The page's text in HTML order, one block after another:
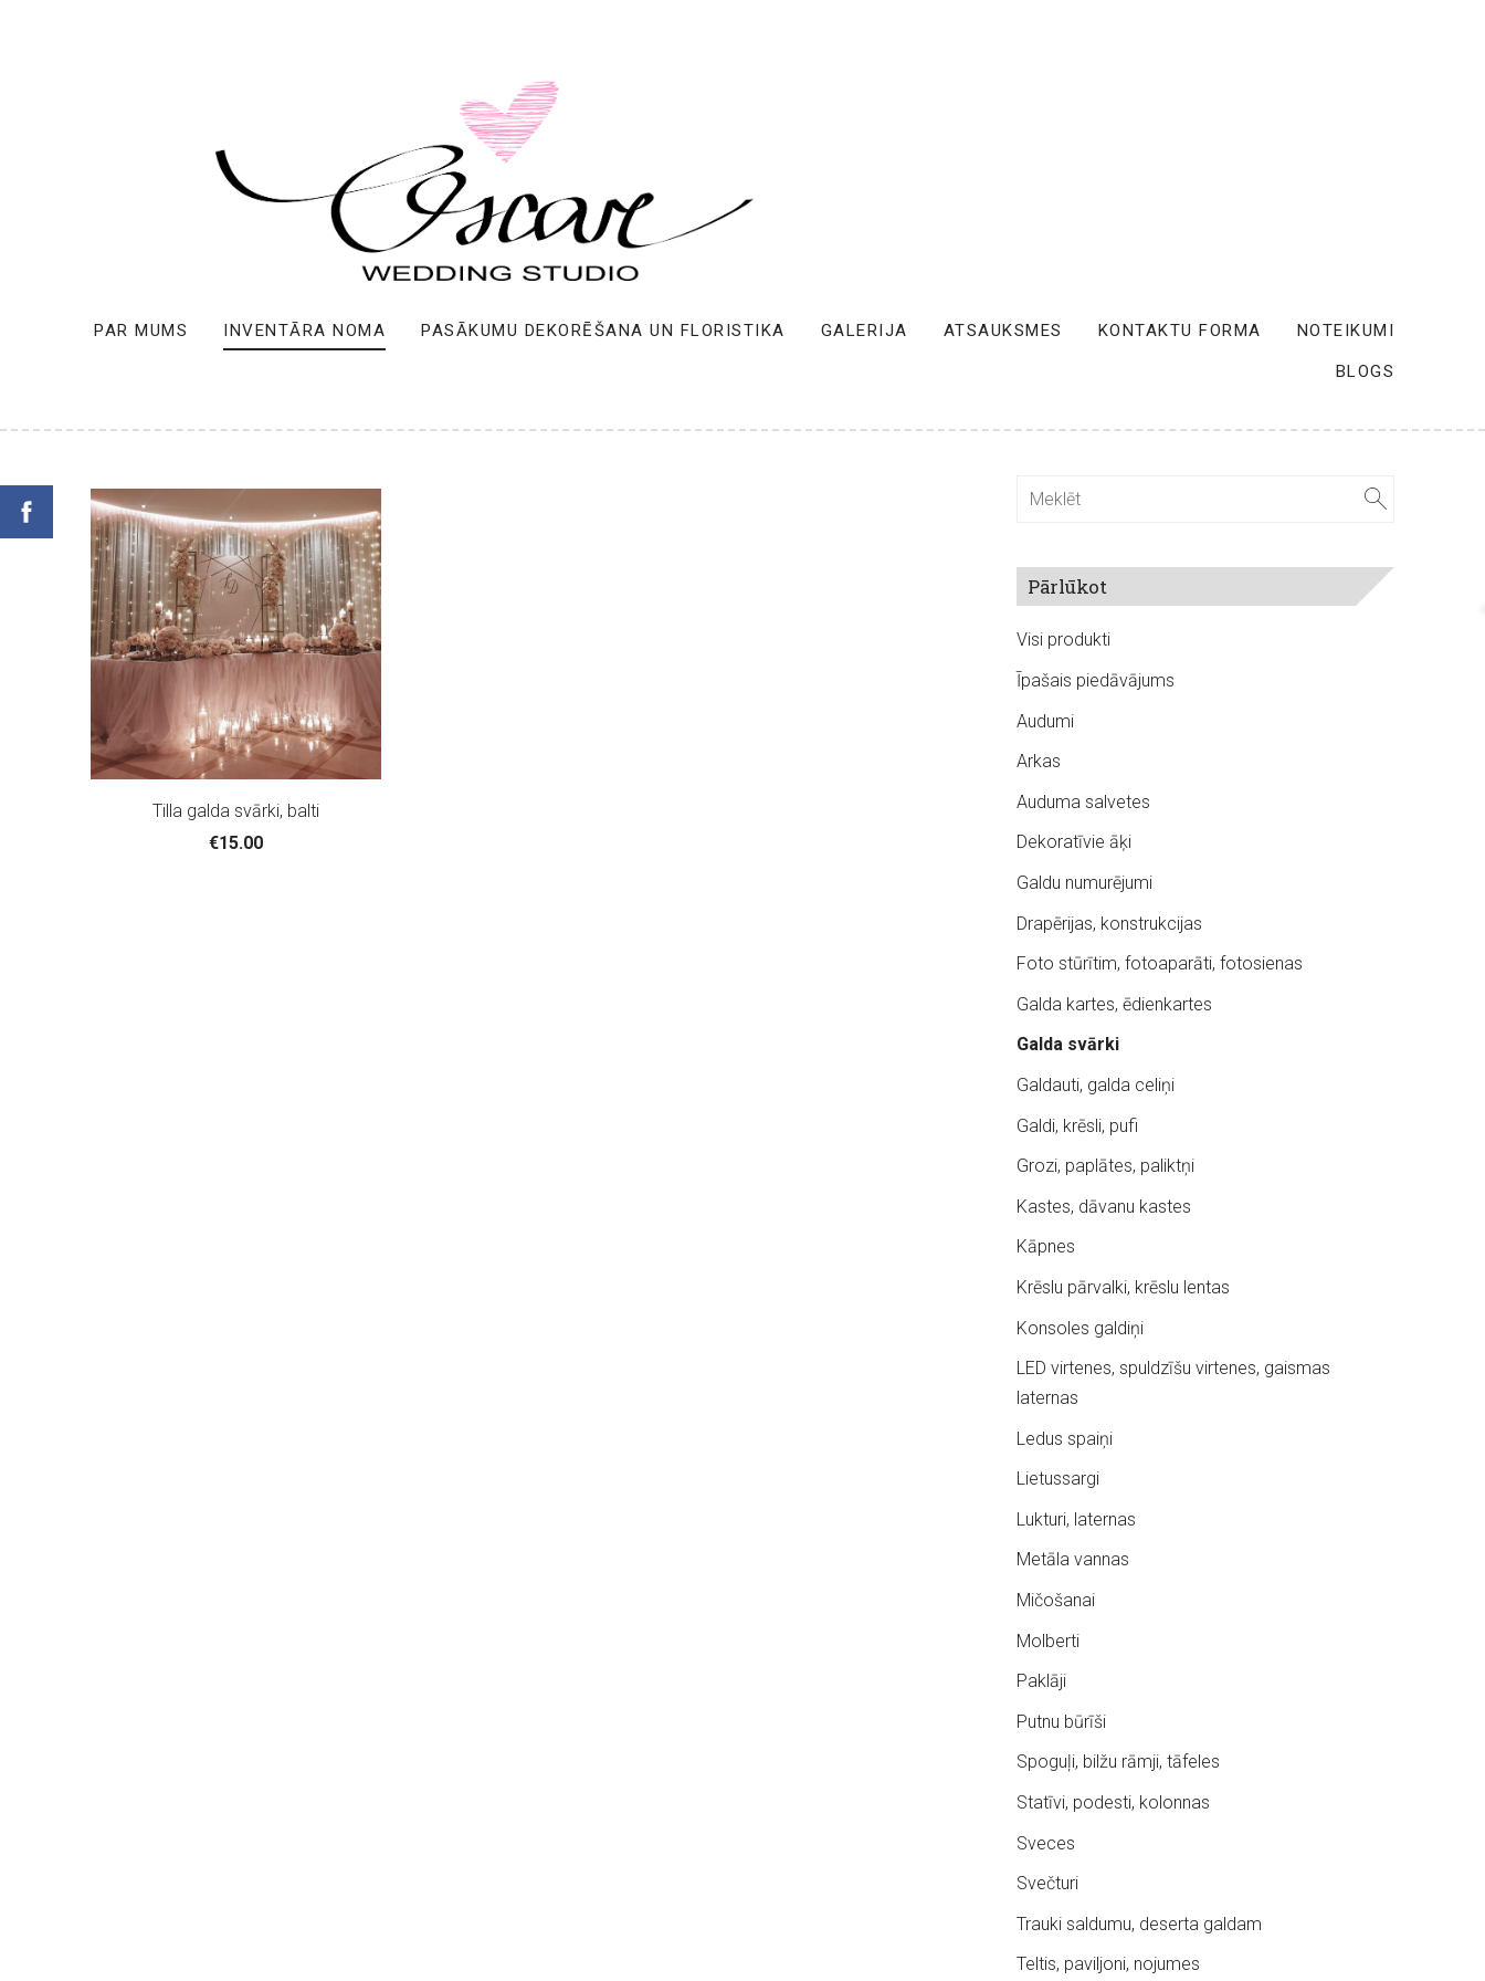
PAR MUMS INVENTĀRA NOMA PASĀKUMU DEKORĒŠANA UN FLORISTIKA GALERIJA ATSAUKSMES KONTAKTU FORMA NOTEIKUMI
BLOGS
Pārlūkot
Visi produkti
Īpašais piedāvājums
Audumi
Arkas
Auduma salvetes
Dekoratīvie āķi
Galdu numurējumi
Drapērijas, konstrukcijas
Foto stūrītim, fotoaparāti, fotosienas
Galda kartes, ēdienkartes
Galda svārki
Galdauti, galda celiņi
Galdi, krēsli, pufi
Grozi, paplātes, paliktņi
Kastes, dāvanu kastes
Kāpnes
Krēslu pārvalki, krēslu lentas
Konsoles galdiņi
LED virtenes, spuldzīšu virtenes, gaismas
laternas
Ledus spaiņi
Lietussargi
Lukturi, laternas
Metāla vannas
Mičošanai
Molberti
Paklāji
Putnu būrīši
Spoguļi, bilžu rāmji, tāfeles
Statīvi, podesti, kolonnas
Sveces
Svečturi
Trauki saldumu, deserta galdam
Teltis, paviljoni, nojumes
Tilla galda svārki, balti
€15.00